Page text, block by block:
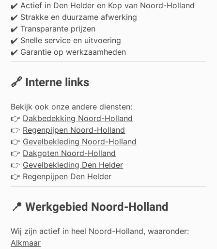
✔️ Actief in Den Helder en Kop van Noord-Holland
✔️ Strakke en duurzame afwerking
✔️ Transparante prijzen
✔️ Snelle service en uitvoering
✔️ Garantie op werkzaamheden
🔗 Interne links
Bekijk ook onze andere diensten:
👉 Dakbedekking Noord-Holland
👉 Regenpijpen Noord-Holland
👉 Gevelbekleding Noord-Holland
👉 Dakgoten Noord-Holland
👉 Gevelbekleding Den Helder
👉 Regenpijpen Den Helder
📍 Werkgebied Noord-Holland
Wij zijn actief in heel Noord-Holland, waaronder:
Alkmaar